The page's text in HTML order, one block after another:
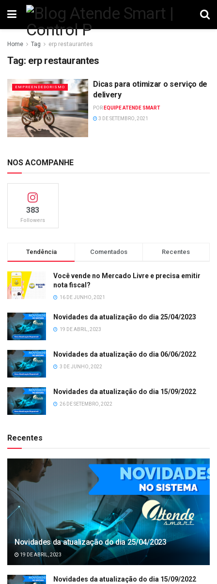
Home Tag erp restaurantes
Tag: erp restaurantes
EMPREENDEDORISMO
Dicas para otimizar o serviço de
delivery
POR EQUIPE ATENDE SMART
3 DE SETEMBRO, 2021
NOS ACOMPANHE
383
Followers
Tendência Comentados Recentes
Você vende no Mercado Livre e precisa emitir
nota fiscal?
16 DE JUNHO, 2021
Novidades da atualização do dia 25/04/2023
19 DE ABRIL, 2023
Novidades da atualização do dia 06/06/2022
3 DE JUNHO, 2022
Novidades da atualização do dia 15/09/2022
26 DE SETEMBRO, 2022
Recentes
Novidades da atualização do dia 25/04/2023
19 DE ABRIL, 2023
Novidades da atualização do dia 15/09/2022